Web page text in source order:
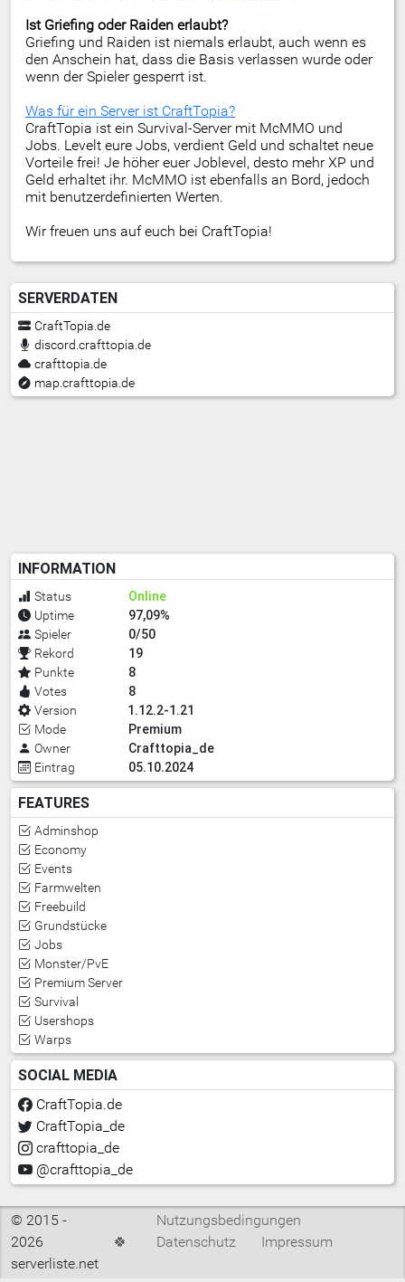
Ist Griefing oder Raiden erlaubt?
Griefing und Raiden ist niemals erlaubt, auch wenn es
den Anschein hat, dass die Basis verlassen wurde oder
wenn der Spieler gesperrt ist.
Was für ein Server ist CraftTopia?
CraftTopia ist ein Survival-Server mit McMMO und
Jobs. Levelt eure Jobs, verdient Geld und schaltet neue
Vorteile frei! Je höher euer Joblevel, desto mehr XP und
Geld erhaltet ihr. McMMO ist ebenfalls an Bord, jedoch
mit benutzerdefinierten Werten.
Wir freuen uns auf euch bei CraftTopia!
SERVERDATEN
CraftTopia.de
discord.crafttopia.de
crafttopia.de
map.crafttopia.de
INFORMATION
Status Online
Uptime 97,09%
Spieler 0/50
Rekord 19
Punkte 8
Votes 8
Version 1.12.2-1.21
Mode Premium
Owner Crafttopia_de
Eintrag 05.10.2024
FEATURES
Adminshop
Economy
Events
Farmwelten
Freebuild
Grundstücke
Jobs
Monster/PvE
Premium Server
Survival
Usershops
Warps
SOCIAL MEDIA
CraftTopia.de
CraftTopia_de
crafttopia_de
@crafttopia_de
© 2015 -
2026
serverliste.net
🍀
Nutzungsbedingungen
Datenschutz
Impressum